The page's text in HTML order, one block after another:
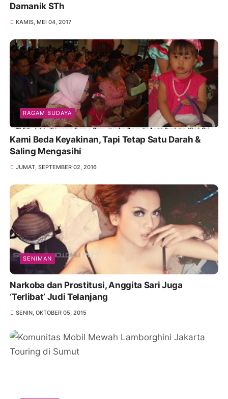
Damanik STh
KAMIS, MEI 04, 2017
RAGAM BUDAYA
Kami Beda Keyakinan, Tapi Tetap Satu Darah &
Saling Mengasihi
JUMAT, SEPTEMBER 02, 2016
SENIMAN
Narkoba dan Prostitusi, Anggita Sari Juga
‘Terlibat’ Judi Telanjang
SENIN, OKTOBER 05, 2015